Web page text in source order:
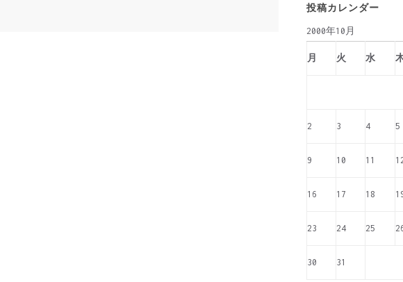
投稿カレンダー
2000年10月
月 火 水
2 3 4 5
9 10 11
16 17 18
23 24 25
30 31